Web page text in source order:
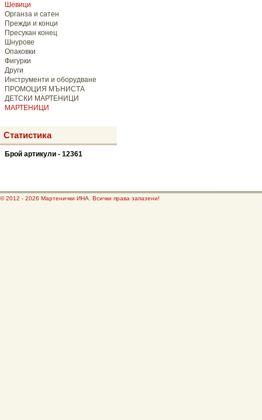
Шевици
Органза и сатен
Прежди и конци
Пресукан конец
Шнурове
Опаковки
Фигурки
Други
Инструменти и оборудване
ПРОМОЦИЯ МЪНИСТА
ДЕТСКИ МАРТЕНИЦИ
МАРТЕНИЦИ
Статистика
Брой артикули - 12361
© 2012 - 2026 Мартенички ИНА. Всички права запазени!